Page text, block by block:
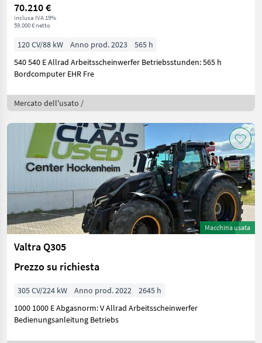
70.210 €
inclusa IVA 19%
59.000 € netto
120 CV/88 kW Anno prod. 2023
565 h
540 540 E Allrad Arbeitsscheinwerfer Betriebsstunden: 565 h
Bordcomputer EHR Fre
Mercato dell'usato /
Macchina usata
Valtra Q305
Prezzo su richiesta
305 CV/224 kW Anno prod. 2022
2645 h
1000 1000 E Abgasnorm: V Allrad Arbeitsscheinwerfer
Bedienungsanleitung Betriebs